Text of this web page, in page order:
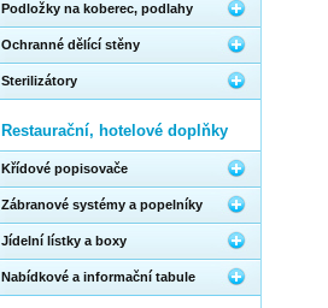
Podložky na koberec, podlahy
Ochranné dělící stěny
Sterilizátory
Restaurační, hotelové doplňky
Křídové popisovače
Zábranové systémy a popelníky
Jídelní lístky a boxy
Nabídkové a informační tabule